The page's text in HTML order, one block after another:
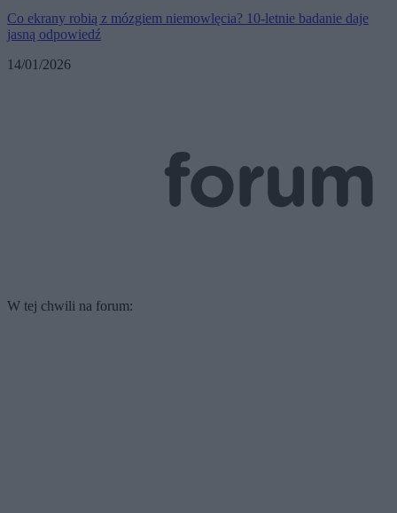
Co ekrany robią z mózgiem niemowlęcia? 10-letnie badanie daje
jasną odpowiedź
14/01/2026
W tej chwili na forum: